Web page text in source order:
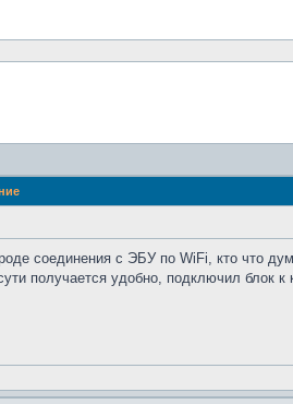
соединения с ЭБУ по WiFi, кто что
получается удобно, подключил блок к